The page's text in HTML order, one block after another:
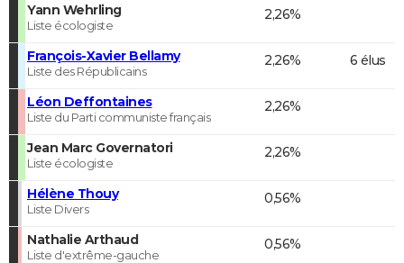
Yann Wehrling
Liste écologiste
2,26%
François-Xavier Bellamy
Liste des Républicains
2,26% 6 élus
Léon Deffontaines
Liste du Parti communiste français
2,26%
Jean Marc Governatori
Liste écologiste
2,26%
Hélène Thouy
Liste Divers
0,56%
Nathalie Arthaud
Liste d'extrême-gauche
0,56%